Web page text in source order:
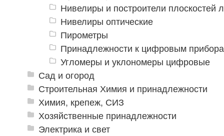
Нивелиры и построители плоскостей
Нивелиры оптические
Пирометры
Принадлежности к цифровым
Угломеры и уклономеры цифровые
Сад и огород
Строительная Химия и принадлежности
Химия, крепеж, СИЗ
Хозяйственные принадлежности
Электрика и свет